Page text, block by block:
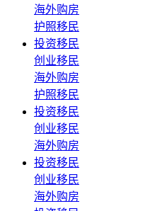
海外购房
护照移民
投资移民
创业移民
海外购房
护照移民
投资移民
创业移民
海外购房
投资移民
创业移民
海外购房